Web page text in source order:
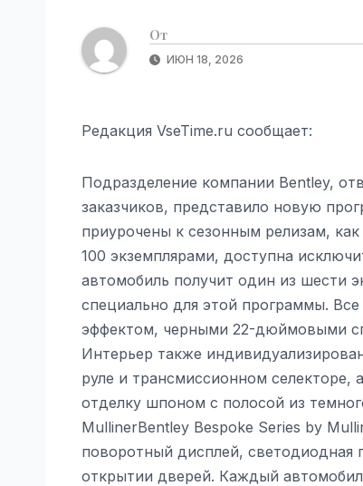
От
ИЮН 18, 2026
Редакция VseTime.ru сообщает:
Подразделение компании Bentley,
заказчиков, представило новую
приурочены к сезонным релизам,
100 экземплярами, доступна
автомобиль получит один из шести
специально для этой программы.
эффектом, черными 22-дюймовыми
Интерьер также
руле и трансмиссионном селекторе,
отделку шпоном с полосой из
MullinerBentley Bespoke Series by
поворотный дисплей, светодиодная
открытии дверей. Каждый